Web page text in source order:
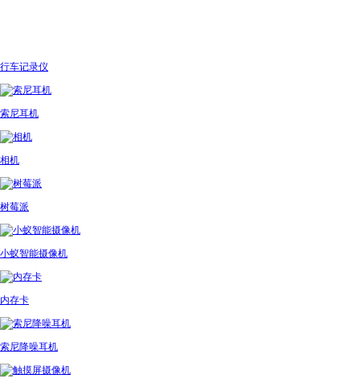
行车记录仪
索尼耳机
相机
树莓派
小蚁智能摄像机
内存卡
索尼降噪耳机